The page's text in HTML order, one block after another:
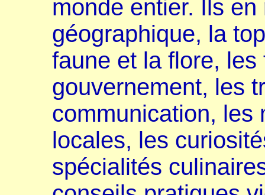
monde entier. Ils
géographique, la
faune et la flore, les
gouvernement, les
communication, les
locales, les
spécialités